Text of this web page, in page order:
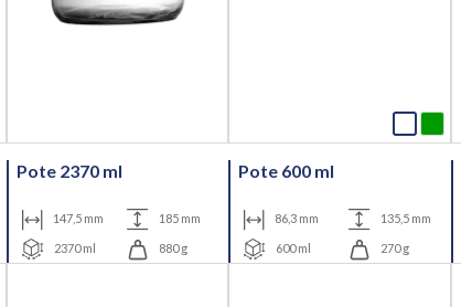
Pote 2370 ml
147,5 mm 185 mm
2370 ml 880 g
Pote 600 ml
86,3 mm 135,5 mm
600 ml 270 g